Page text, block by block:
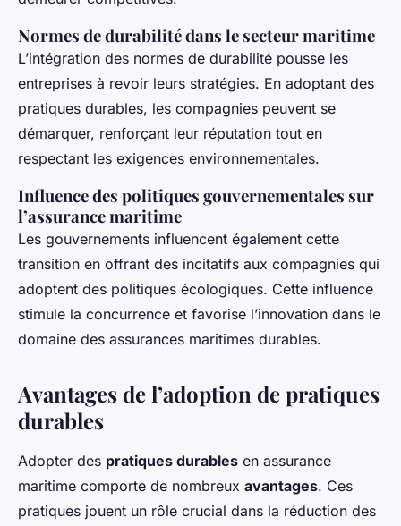
Normes de durabilité dans le secteur maritime
L’intégration des normes de durabilité pousse les
entreprises à revoir leurs stratégies. En adoptant des
pratiques durables, les compagnies peuvent se
démarquer, renforçant leur réputation tout en
respectant les exigences environnementales.
Influence des politiques gouvernementales sur
l’assurance maritime
Les gouvernements influencent également cette
transition en offrant des incitatifs aux compagnies qui
adoptent des politiques écologiques. Cette influence
stimule la concurrence et favorise l’innovation dans le
domaine des assurances maritimes durables.
Avantages de l’adoption de pratiques
durables
Adopter des pratiques durables en assurance
maritime comporte de nombreux avantages. Ces
pratiques jouent un rôle crucial dans la réduction des